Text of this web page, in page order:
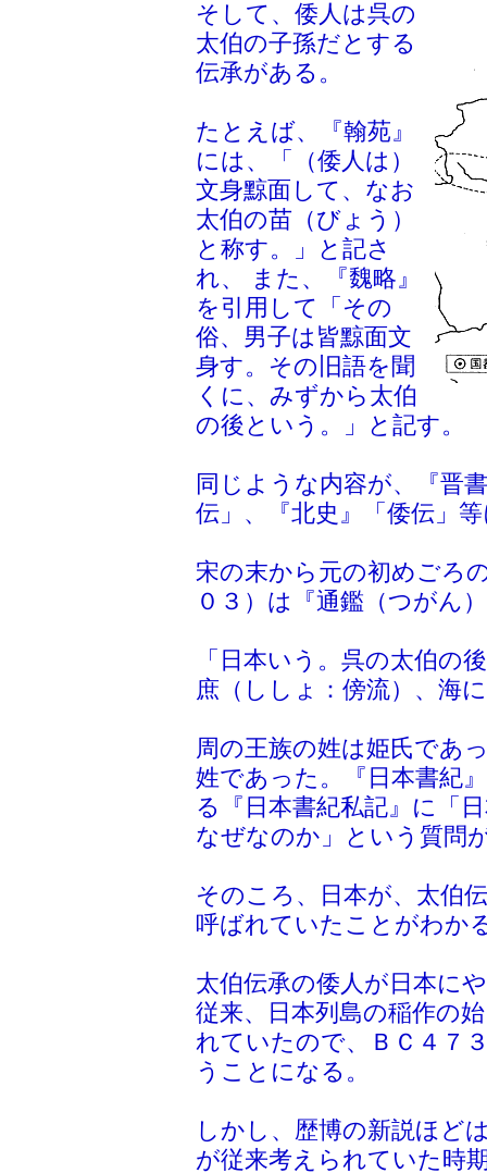
そして、倭人は呉の
太伯の子孫だとする
伝承がある。
たとえば、『翰苑』
には、「（倭人は）
文身黥面して、なお
太伯の苗（びょう）
と称す。」と記さ
れ、 また、『魏略』
を引用して「その
俗、男子は皆黥面文
身す。その旧語を聞
くに、みずから太伯
の後という。」と記す。
同じような内容が、『晋
伝」、『北史』「倭伝」
宋の末から元の初めごろ
０３）は『通鑑（つがん
「日本いう。呉の太伯の
庶（ししょ：傍流）、海
周の王族の姓は姫氏であ
姓であった。『日本書紀
る『日本書紀私記』に「
なぜなのか」という質問
そのころ、日本が、太伯
呼ばれていたことがわか
太伯伝承の倭人が日本に
従来、日本列島の稲作の
れていたので、ＢＣ４７
うことになる。
しかし、歴博の新説ほど
が従来考えられていた時